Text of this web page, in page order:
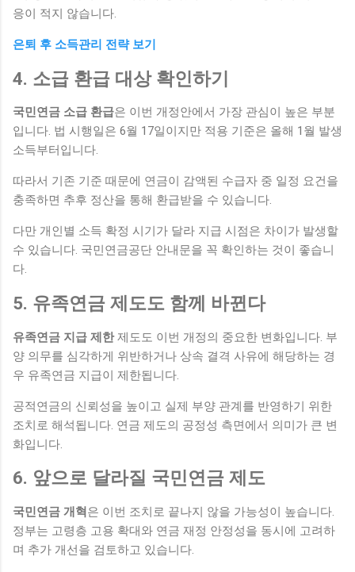
응이 적지 않습니다.
은퇴 후 소득관리 전략 보기
4. 소급 환급 대상 확인하기
국민연금 소급 환급은 이번 개정안에서 가장 관심이 높은 부분
입니다. 법 시행일은 6월 17일이지만 적용 기준은 올해 1월 발생
소득부터입니다.
따라서 기존 기준 때문에 연금이 감액된 수급자 중 일정 요건을
충족하면 추후 정산을 통해 환급받을 수 있습니다.
다만 개인별 소득 확정 시기가 달라 지급 시점은 차이가 발생할
수 있습니다. 국민연금공단 안내문을 꼭 확인하는 것이 좋습니
다.
5. 유족연금 제도도 함께 바뀐다
유족연금 지급 제한제도도 이번 개정의 중요한 변화입니다. 부
양 의무를 심각하게 위반하거나 상속 결격 사유에 해당하는 경
우 유족연금 지급이 제한됩니다.
공적연금의 신뢰성을 높이고 실제 부양 관계를 반영하기 위한
조치로 해석됩니다. 연금 제도의 공정성 측면에서 의미가 큰 변
화입니다.
6. 앞으로 달라질 국민연금 제도
국민연금 개혁 은 이번 조치로 끝나지 않을 가능성이 높습니다.
정부는 고령층 고용 확대와 연금 재정 안정성을 동시에 고려하
며 추가 개선을 검토하고 있습니다.